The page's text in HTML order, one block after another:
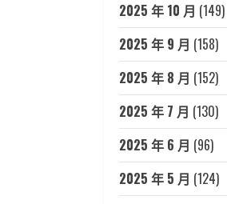
2025 年 10 月 (149)
2025 年 9 月 (158)
2025 年 8 月 (152)
2025 年 7 月 (130)
2025 年 6 月 (96)
2025 年 5 月 (124)